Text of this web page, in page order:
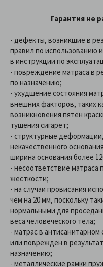
Гарантия не
- дефекты, возникшие в
правил по использованию
в инструкции по
- повреждение матраса в
по назначению;
- ухудшение состояния
внешних факторов, таких
возникновения пятен
тушения сигарет;
- структурные
некачественного
ширина основания более
- несоответствие
жесткости;
- на случаи провисания
чем на 20 мм, поскольку
нормальными для
веса человеческого тела;
- матрас в
или поврежден в
назначению;
- металлические рамки